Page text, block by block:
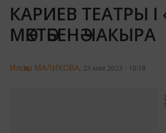
КАРИЕВ ТЕАТРЫ
МӘКТӘБЕНӘ ЧАКЫРА
Илсөяр МАЛИКОВА, 23 мая 2023 - 10:18